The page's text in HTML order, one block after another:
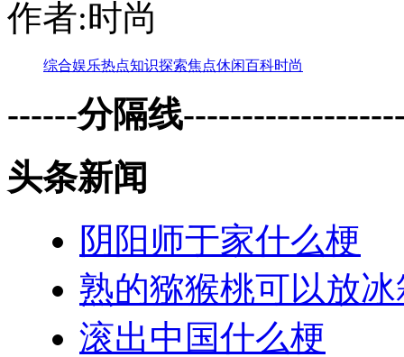
作者:时尚
综合娱乐热点知识探索焦点休闲百科时尚
------分隔线
头条新闻
阴阳师于家什么梗
熟的猕猴桃可以放
滚出中国什么梗